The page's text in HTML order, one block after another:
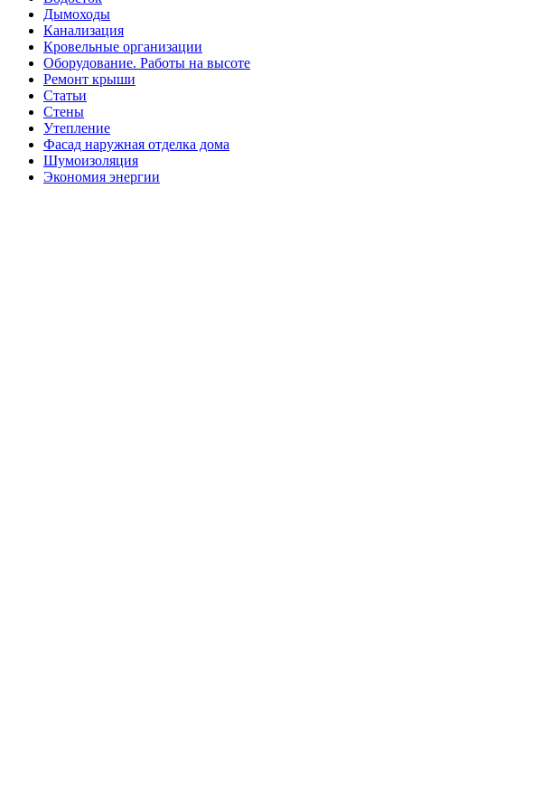
Дымоходы
Канализация
Кровельные организации
Оборудование. Работы на высоте
Ремонт крыши
Статьи
Стены
Утепление
Фасад наружная отделка дома
Шумоизоляция
Экономия энергии